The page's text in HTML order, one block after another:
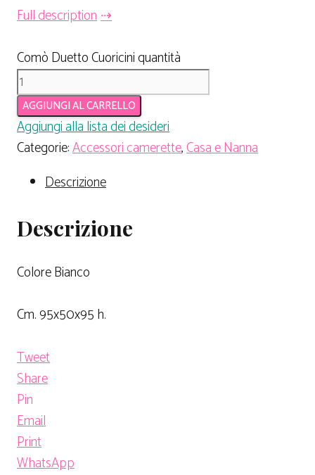
Full description
Comò Duetto Cuoricini quantità
AGGIUNGI AL CARRELLO
Aggiungi alla lista dei desideri
Categorie:Accessori camerette,Casa e Nanna
Descrizione
Descrizione
Colore Bianco
Cm. 95x50x95 h.
Tweet
Share
Pin
Email
Print
WhatsApp